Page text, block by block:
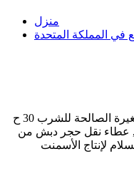
منزل
في المملكة المتحدة
سعر رمل السيليكا في السعودية ... الصغيرة الصالحة للشرب 30 ح
عطاء نقل حجر دبش من
لإنتاج الأسمنت